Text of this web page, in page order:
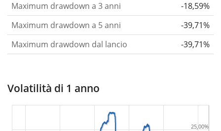
Maximum drawdown a 3 anni
-18,59%
Maximum drawdown a 5 anni
-39,71%
Maximum drawdown dal lancio
-39,71%
Volatilità di 1 anno
25,00%